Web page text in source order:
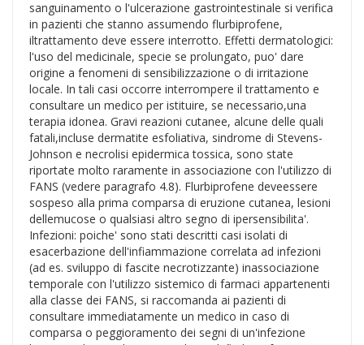
sanguinamento o l'ulcerazione gastrointestinale si verifica
in pazienti che stanno assumendo flurbiprofene,
iltrattamento deve essere interrotto. Effetti dermatologici:
l'uso del medicinale, specie se prolungato, puo' dare
origine a fenomeni di sensibilizzazione o di irritazione
locale. In tali casi occorre interrompere il trattamento e
consultare un medico per istituire, se necessario,una
terapia idonea. Gravi reazioni cutanee, alcune delle quali
fatali,incluse dermatite esfoliativa, sindrome di Stevens-
Johnson e necrolisi epidermica tossica, sono state
riportate molto raramente in associazione con l'utilizzo di
FANS (vedere paragrafo 4.8). Flurbiprofene deveessere
sospeso alla prima comparsa di eruzione cutanea, lesioni
dellemucose o qualsiasi altro segno di ipersensibilita'.
Infezioni: poiche' sono stati descritti casi isolati di
esacerbazione dell'infiammazione correlata ad infezioni
(ad es. sviluppo di fascite necrotizzante) inassociazione
temporale con l'utilizzo sistemico di farmaci appartenenti
alla classe dei FANS, si raccomanda ai pazienti di
consultare immediatamente un medico in caso di
comparsa o peggioramento dei segni di un'infezione